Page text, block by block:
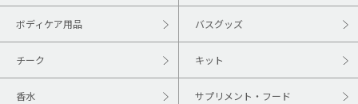
ボディケア用品 バスグッズ
チーク キット
香水 サプリメント・フード